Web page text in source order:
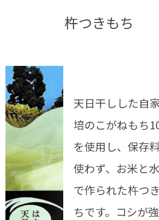
杵つきもち
天日干しした自
培のこがねもち
を使用し、保存
使わず、お米と
で作られた杵つ
ちです。コシが